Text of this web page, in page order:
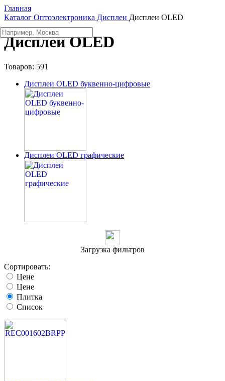
Главная
Каталог Oптоэлектроника Дисплеи Дисплеи OLED
Дисплеи OLED
Товаров: 591
Дисплеи OLED буквенно-цифровые
Дисплеи OLED графические
Загрузка фильтров
Сортировать:
Цене
Цене
Плитка
Список